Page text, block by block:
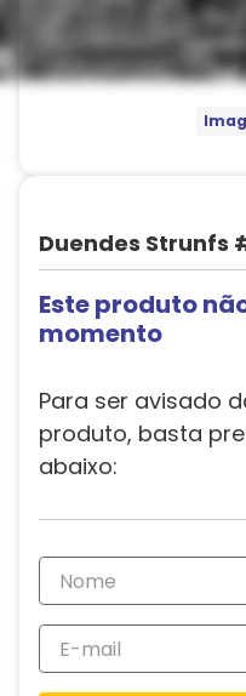
Duendes Strunfs
Este produto
momento
Para ser avisado
produto, basta
abaixo: